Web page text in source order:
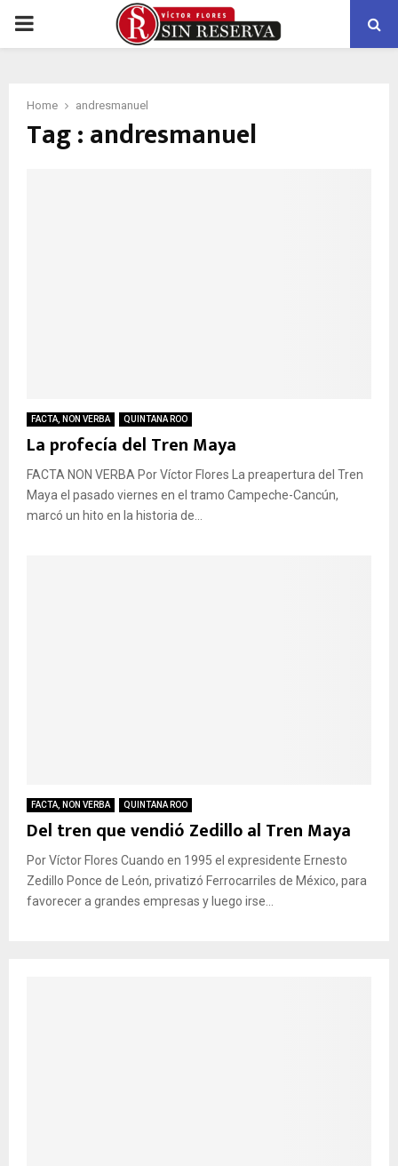
PRIMARY
Home andresmanuel
Tag : andresmanuel
FACTA, NON VERBA QUINTANA ROO
La profecía del Tren Maya
FACTA NON VERBA Por Víctor Flores La preapertura del Tren
Maya el pasado viernes en el tramo Campeche-Cancún,
marcó un hito en la historia de...
FACTA, NON VERBA QUINTANA ROO
Del tren que vendió Zedillo al Tren Maya
Por Víctor Flores Cuando en 1995 el expresidente Ernesto
Zedillo Ponce de León, privatizó Ferrocarriles de México, para
favorecer a grandes empresas y luego irse...